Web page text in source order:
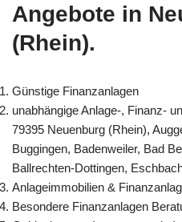
Angebote in
(Rhein).
Günstige Finanzanlagen
unabhängige Anlage-, Finanz-
79395 Neuenburg (Rhein),
Buggingen, Badenweiler, Bad
Ballrechten-Dottingen,
Anlageimmobilien &
Besondere Finanzanlagen